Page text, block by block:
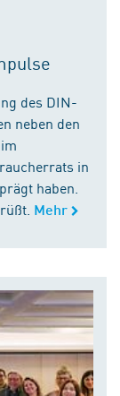
des DIN-
neben den
in
haben.
Mehr